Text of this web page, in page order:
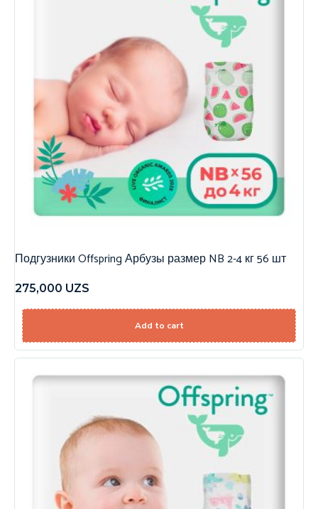
Подгузники Offspring Арбузы размер NB 2-4 кг 56 шт
275,000 UZS
Add to cart